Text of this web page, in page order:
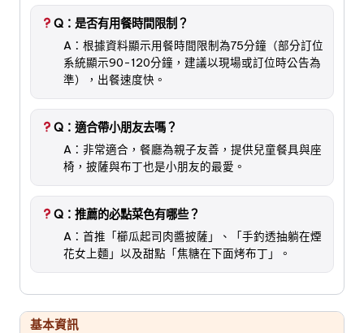
Q：是否有用餐時間限制？
A：根據資料顯示用餐時間限制為75分鐘（部分訂位
系統顯示90-120分鐘，建議以現場或訂位時公告為
準），出餐速度快。
Q：適合帶小朋友去嗎？
A：非常適合，餐廳為親子友善，提供兒童餐具與座
椅，披薩與布丁也是小朋友的最愛。
Q：推薦的必點菜色有哪些？
A：首推「櫛瓜起司肉醬披薩」、「手釣透抽躺在煙
花女上麵」以及甜點「焦糖在下面烤布丁」。
基本資訊